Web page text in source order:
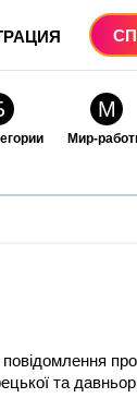
М
Мир-
повідомлення про
та